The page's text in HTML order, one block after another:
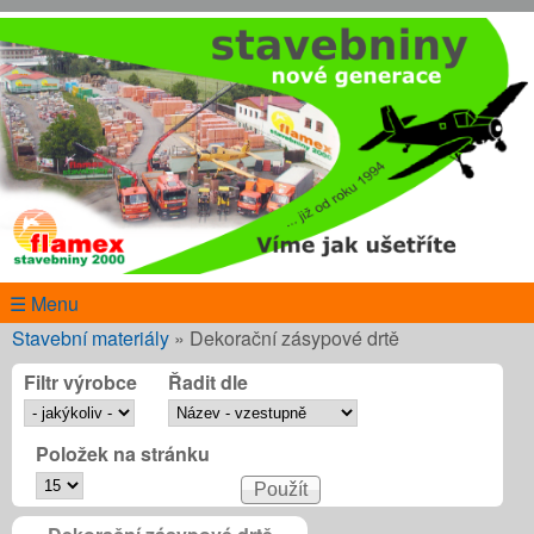
Přejít k hlavnímu obsahu
www.flamex.cz
☰ Menu
Jste zde
Stavební materiály » Dekorační zásypové drtě
Filtr výrobce
Řadit dle
Položek na stránku